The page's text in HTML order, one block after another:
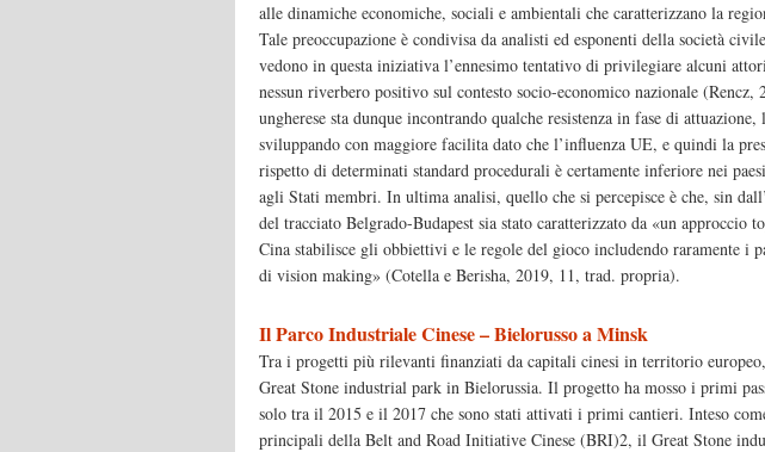
alle dinamiche economiche, sociali e ambientali che caratterizzano la
Tale preoccupazione è condivisa da analisti ed esponenti della società
vedono in questa iniziativa l’ennesimo tentativo di privilegiare alcuni
nessun riverbero positivo sul contesto socio-economico nazionale (Rencz,
ungherese sta dunque incontrando qualche resistenza in fase di attuazione,
sviluppando con maggiore facilita dato che l’influenza UE, e quindi la
rispetto di determinati standard procedurali è certamente inferiore nei
agli Stati membri. In ultima analisi, quello che si percepisce è che, sin
del tracciato Belgrado-Budapest sia stato caratterizzato da «un approccio
Cina stabilisce gli obbiettivi e le regole del gioco includendo raramente i
di vision making» (Cotella e Berisha, 2019, 11, trad. propria).
Il Parco Industriale Cinese – Bielorusso a Minsk
Tra i progetti più rilevanti finanziati da capitali cinesi in territorio
Great Stone industrial park in Bielorussia. Il progetto ha mosso i primi
solo tra il 2015 e il 2017 che sono stati attivati i primi cantieri. Inteso
principali della Belt and Road Initiative Cinese (BRI)2, il Great Stone